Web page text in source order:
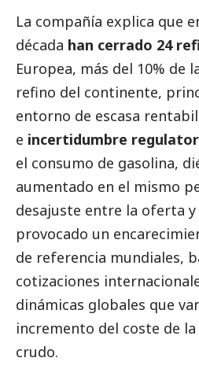
La compañía explica que
década han cerrado 24
Europea, más del 10% de
refino del continente,
entorno de escasa
e incertidumbre
el consumo de gasolina,
aumentado en el mismo
desajuste entre la oferta y
provocado un
de referencia mundiales,
cotizaciones
dinámicas globales que
incremento del coste de
crudo.